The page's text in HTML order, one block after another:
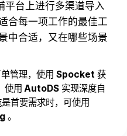
平台上进行多渠道导入
合每一项工作的最佳工
中合适，又在哪些场景
管理，使用 Spocket 获
使用AutoDS 实现深度自
首要需求时，可使用
。